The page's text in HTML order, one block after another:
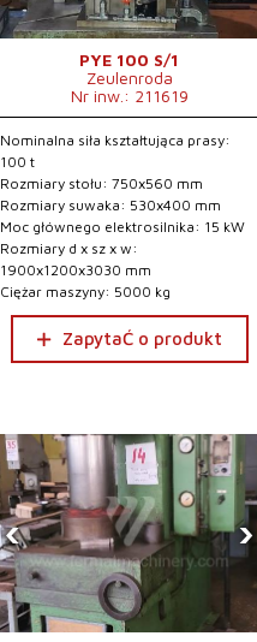
PYE 100 S/1
Zeulenroda
Nr inw.: 211619
Nominalna siła kształtująca prasy:
100 t
Rozmiary stołu: 750x560 mm
Rozmiary suwaka: 530x400 mm
Moc głównego elektrosilnika: 15 kW
Rozmiary d x sz x w:
1900x1200x3030 mm
Ciężar maszyny: 5000 kg
ZapytaĆ o produkt
‹ ›